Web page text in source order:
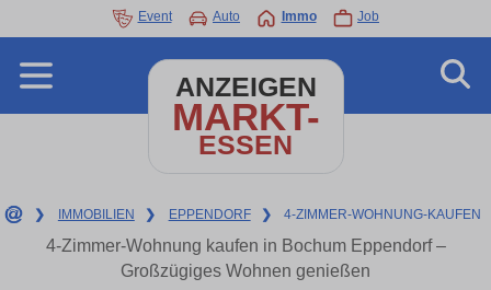
Event Auto Immo Job
ANZEIGEN
MARKT-
ESSEN
❯ IMMOBILIEN ❯ EPPENDORF ❯ 4-ZIMMER-WOHNUNG-KAUFEN
4-Zimmer-Wohnung kaufen in Bochum Eppendorf –
Großzügiges Wohnen genießen